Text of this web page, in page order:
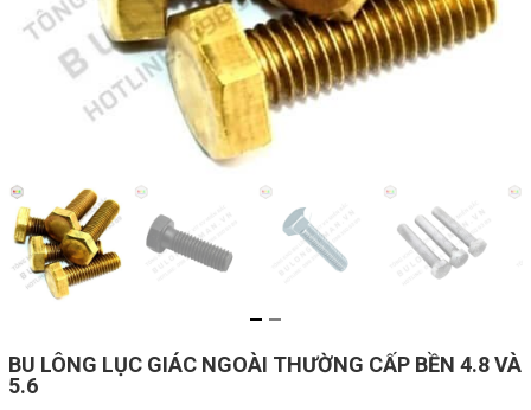
BU LÔNG LỤC GIÁC NGOÀI THƯỜNG CẤP BỀN 4.8 VÀ
5.6